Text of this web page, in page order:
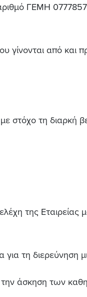
ΓΕΜΗ
γίνονται από και
στόχο τη διαρκή
της Εταιρείας
για τη διερεύνηση
την άσκηση των